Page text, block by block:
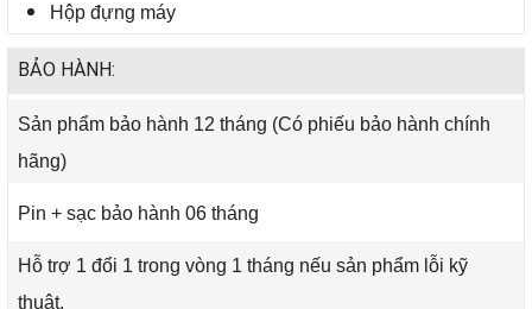
Hộp đựng máy
BẢO HÀNH:
Sản phẩm bảo hành 12 tháng (Có phiếu bảo hành chính
hãng)
Pin + sạc bảo hành 06 tháng
Hỗ trợ 1 đổi 1 trong vòng 1 tháng nếu sản phẩm lỗi kỹ
thuật.